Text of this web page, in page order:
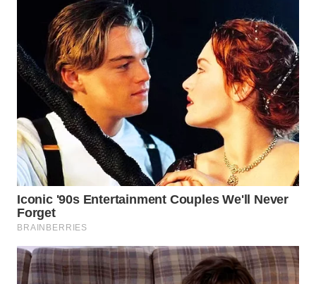
WN
DANAU
WN
NIAS
WN
LANGKAT
WN
TAPANULI
SELATAN
WN
TANJUNG